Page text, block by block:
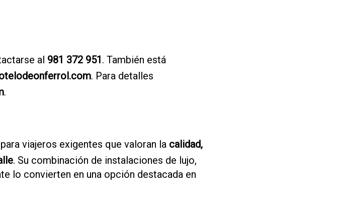
al 981 372 951. También está
. Para detalles
.
viajeros exigentes que valoran la calidad,
. Su combinación de instalaciones de lujo,
lo convierten en una opción destacada en